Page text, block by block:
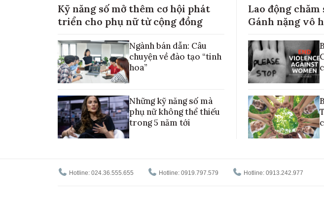
Kỹ năng số mở thêm cơ hội phát
triển cho phụ nữ từ cộng đồng
Ngành bán dẫn: Câu
chuyện về đào tạo “tinh
hoa”
Những kỹ năng số mà
phụ nữ không thể thiếu
trong 5 năm tới
Lao động
Gánh nặng vô
Hotline: 024.36.555.655 Hotline: 0919.797.579 Hotline: 0913.242.977